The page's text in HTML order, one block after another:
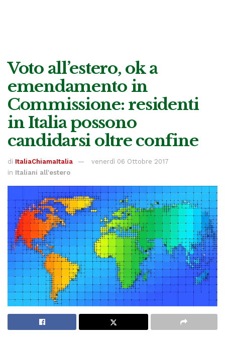
Voto all’estero, ok a
emendamento in
Commissione: residenti
in Italia possono
candidarsi oltre confine
di ItaliaChiamaItalia
venerdì 06 Ottobre 2017
in Italiani all'estero